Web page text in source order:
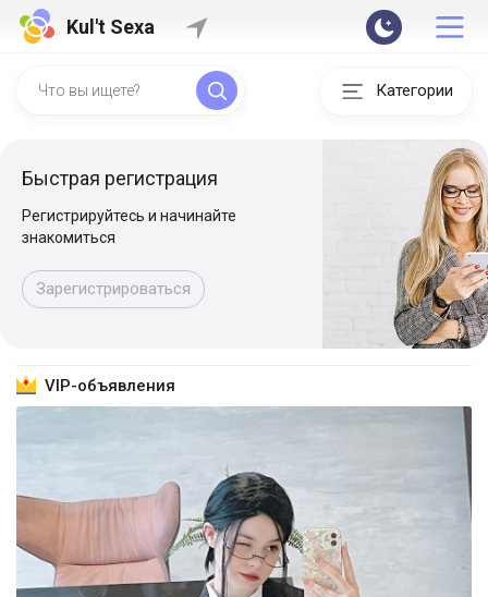
Kul't Sexa
Категории
Быстрая регистрация
Регистрируйтесь и начинайте
знакомиться
Зарегистрироваться
VIP-объявления